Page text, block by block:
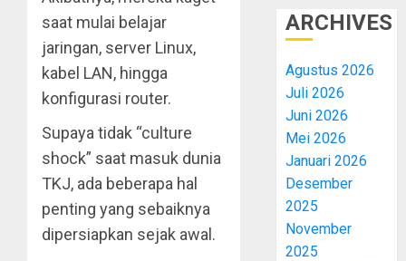
saat mulai belajar
jaringan, server Linux,
kabel LAN, hingga
konfigurasi router.
Supaya tidak “culture
shock” saat masuk dunia
TKJ, ada beberapa hal
penting yang sebaiknya
dipersiapkan sejak awal.
ARCHIVES
Agustus 2026
Juli 2026
Juni 2026
Mei 2026
Januari 2026
Desember
2025
November
2025